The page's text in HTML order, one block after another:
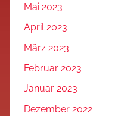
Mai 2023
April 2023
März 2023
Februar 2023
Januar 2023
Dezember 2022